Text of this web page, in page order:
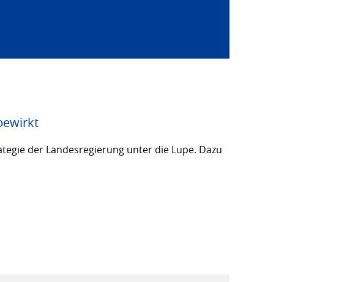
der Landesregierung unter die Lupe. Dazu